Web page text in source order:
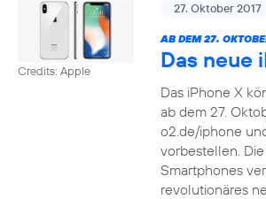
Credits: Apple
27. Oktober 2017
AB DEM 27.
Das neue
Das iPhone X
ab dem 27.
o2.de/iphone
vorbestellen.
Smartphones
revolutionäres